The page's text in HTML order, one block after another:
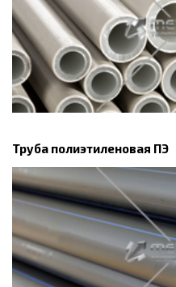
Труба полиэтиленовая ПЭ